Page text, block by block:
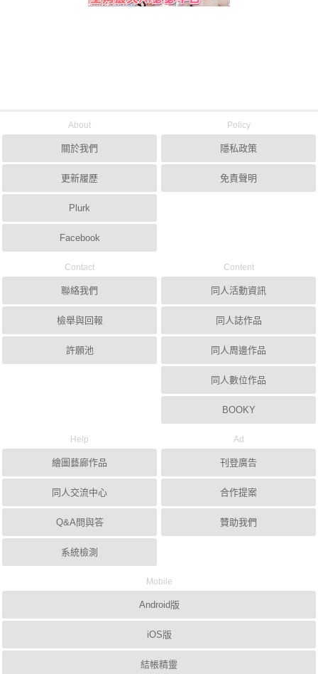
About
關於我們
更新履歷
Plurk
Facebook
Policy
隱私政策
免責聲明
Contact
聯絡我們
檢舉與回報
許願池
Content
同人活動資訊
同人誌作品
同人周邊作品
同人數位作品
BOOKY
Help
繪圖藝廊作品
同人交流中心
Q&A問與答
系統檢測
Ad
刊登廣告
合作提案
贊助我們
Mobile
Android版
iOS版
結帳精靈